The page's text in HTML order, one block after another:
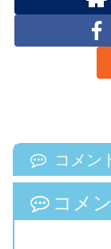
コメン
コメ